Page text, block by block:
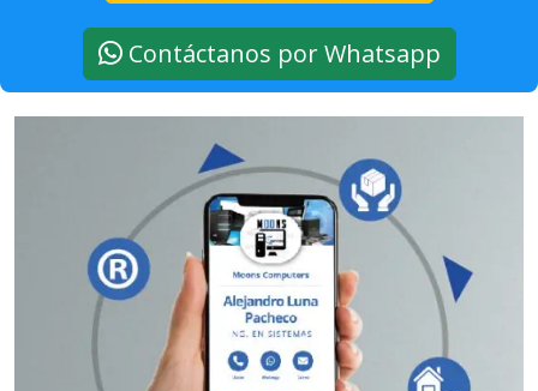
Contáctanos por Whatsapp